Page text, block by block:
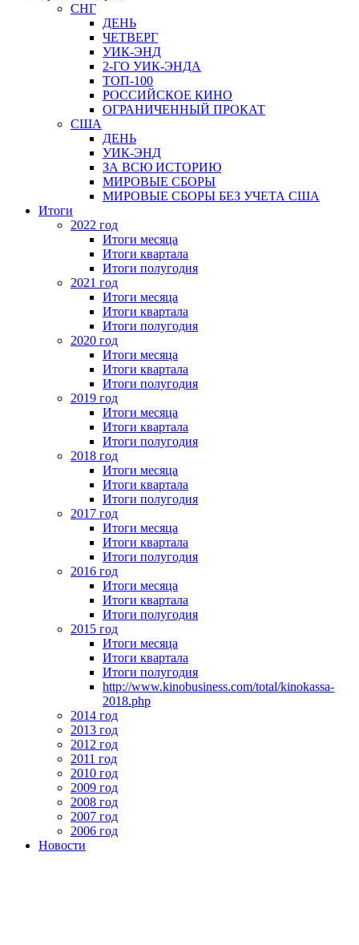
СНГ
ДЕНЬ
ЧЕТВЕРГ
УИК-ЭНД
2-ГО УИК-ЭНДА
ТОП-100
РОССИЙСКОЕ КИНО
ОГРАНИЧЕННЫЙ ПРОКАТ
США
ДЕНЬ
УИК-ЭНД
ЗА ВСЮ ИСТОРИЮ
МИРОВЫЕ СБОРЫ
МИРОВЫЕ СБОРЫ БЕЗ УЧЕТА США
Итоги
2022 год
Итоги месяца
Итоги квартала
Итоги полугодия
2021 год
Итоги месяца
Итоги квартала
Итоги полугодия
2020 год
Итоги месяца
Итоги квартала
Итоги полугодия
2019 год
Итоги месяца
Итоги квартала
Итоги полугодия
2018 год
Итоги месяца
Итоги квартала
Итоги полугодия
2017 год
Итоги месяца
Итоги квартала
Итоги полугодия
2016 год
Итоги месяца
Итоги квартала
Итоги полугодия
2015 год
Итоги месяца
Итоги квартала
Итоги полугодия
http://www.kinobusiness.com/total/kinokassa-
2018.php
2014 год
2013 год
2012 год
2011 год
2010 год
2009 год
2008 год
2007 год
2006 год
Новости